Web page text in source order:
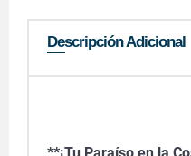
Descripción Adicional